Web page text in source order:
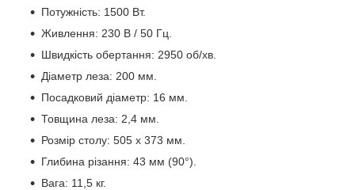
Потужність: 1500 Вт.
Живлення: 230 В / 50 Гц.
Швидкість обертання: 2950 об/хв.
Діаметр леза: 200 мм.
Посадковий діаметр: 16 мм.
Товщина леза: 2,4 мм.
Розмір столу: 505 х 373 мм.
Глибина різання: 43 мм (90°).
Вага: 11,5 кг.